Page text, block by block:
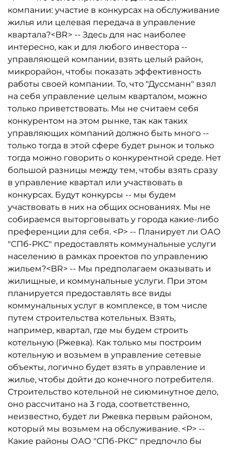
компании: участие в конкурсах на обслуживание
жилья или целевая передача в управление
квартала?<BR> -- Здесь для нас наиболее
интересно, как и для любого инвестора --
управляющей компании, взять целый район,
микрорайон, чтобы показать эффективность
работы своей компании. То, что "Дуссманн" взял
на себя управление целым кварталом, можно
только приветствовать. Мы не считаем себя
конкурентом на этом рынке, так как таких
управляющих компаний должно быть много --
только тогда в этой сфере будет рынок и только
тогда можно говорить о конкурентной среде. Нет
большой разницы между тем, чтобы взять сразу
в управление квартал или участвовать в
конкурсах. Будут конкурсы -- мы будем
участвовать в них на общих основаниях. Мы не
собираемся выторговывать у города какие-либо
преференции для себя. <P> -- Планирует ли ОАО
"СПб-РКС" предоставлять коммунальные услуги
населению в рамках проектов по управлению
жильем?<BR> -- Мы предполагаем оказывать и
жилищные, и коммунальные услуги. При этом
планируется предоставлять все виды
коммунальных услуг в комплексе, в том числе
путем строительства котельных. Взять,
например, квартал, где мы будем строить
котельную (Ржевка). Как только мы построим
котельную и возьмем в управление сетевые
объекты, логично будет взять в управление и
жилье, чтобы дойти до конечного потребителя.
Строительство котельной не сиюминутное дело,
оно рассчитано на 3 года, соответственно,
неизвестно, будет ли Ржевка первым районом,
который мы возьмем на обслуживание. <P> --
Какие районы ОАО "СПб-РКС" предпочло бы